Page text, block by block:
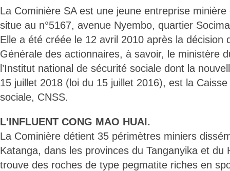
La Cominière SA est une jeune entreprise
situe au n°5167, avenue Nyembo, quartier
Elle a été créée le 12 avril 2010 après la décision
Générale des actionnaires, à savoir, le ministère
l’Institut national de sécurité sociale dont la
15 juillet 2018 (loi du 15 juillet 2016), est la
sociale, CNSS.
L'INFLUENT CONG MAO HUAI.
La Cominière détient 35 périmètres miniers
Katanga, dans les provinces du Tanganyika et du
trouve des roches de type pegmatite riches en